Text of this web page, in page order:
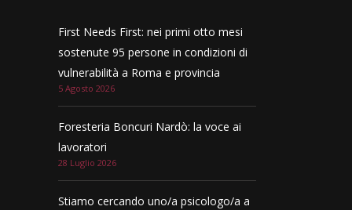
First Needs First: nei primi otto mesi
sostenute 95 persone in condizioni di
vulnerabilità a Roma e provincia
5 Agosto 2026
Foresteria Boncuri Nardò: la voce ai
lavoratori
28 Luglio 2026
Stiamo cercando uno/a psicologo/a a